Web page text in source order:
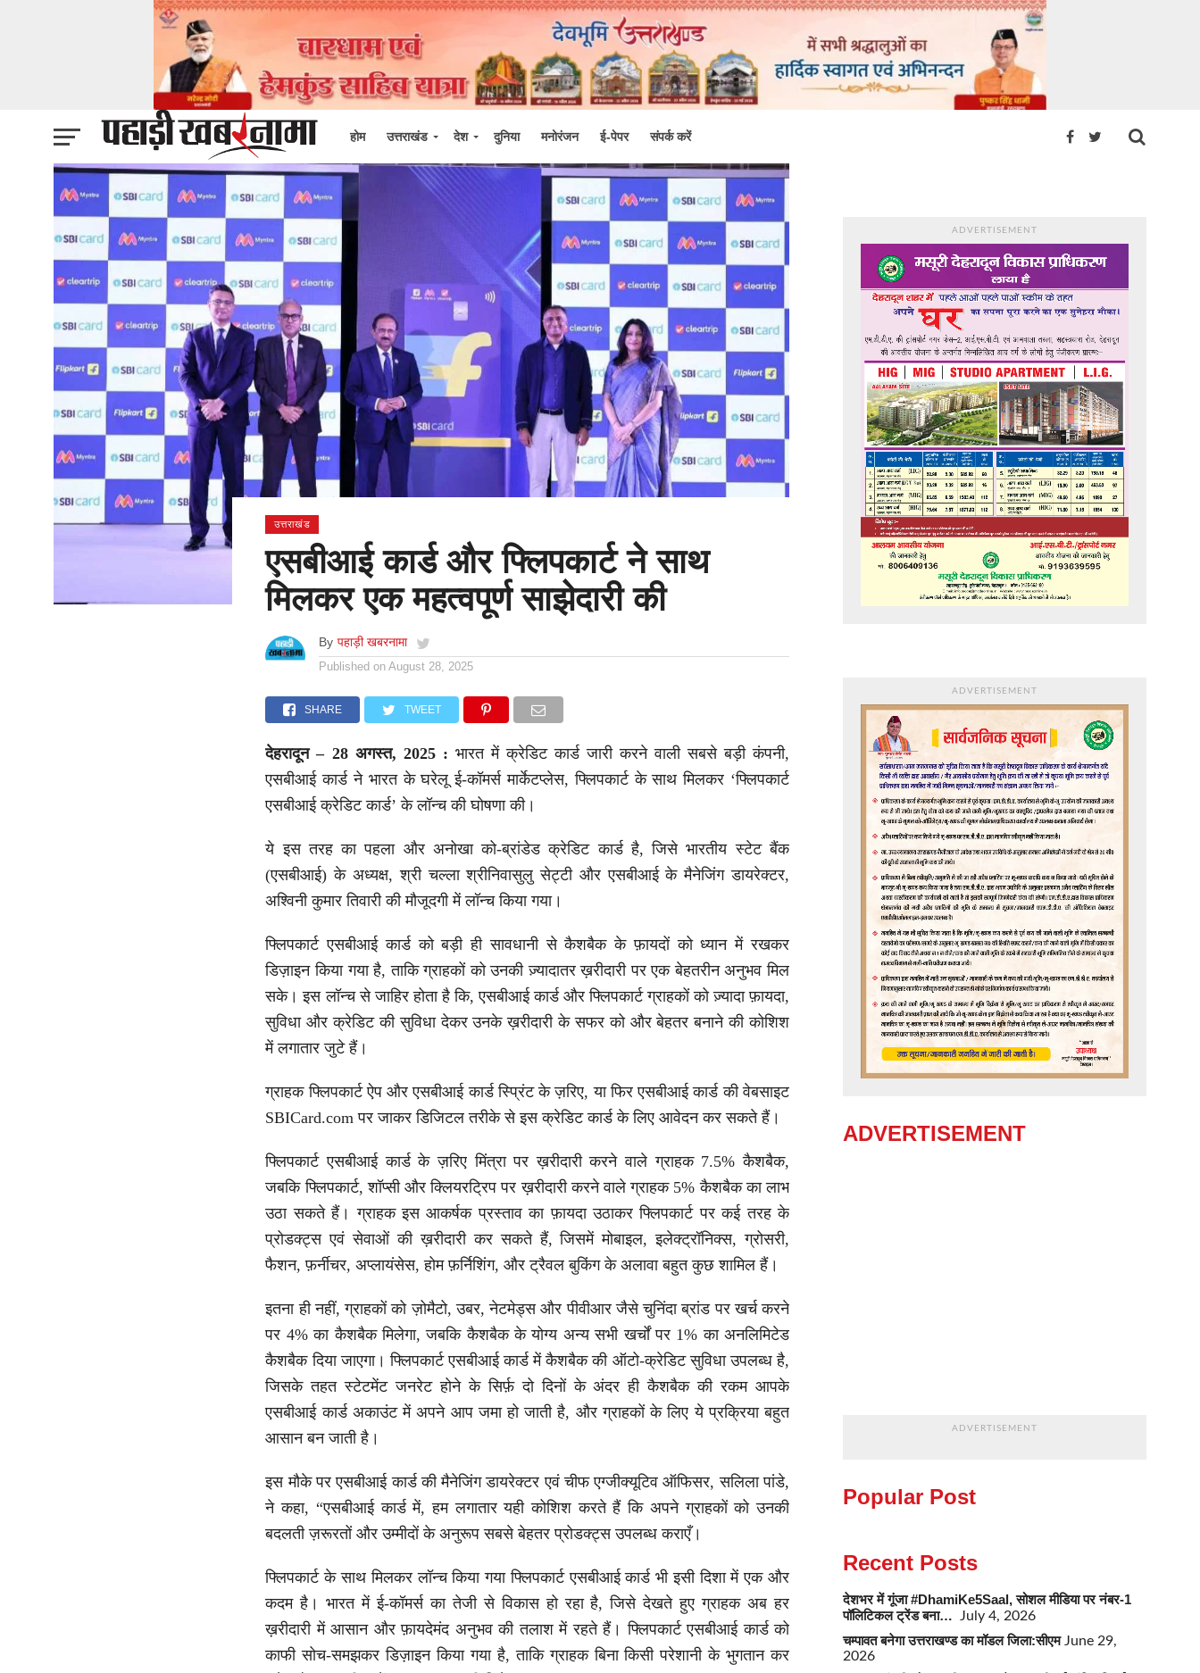
होम उत्तराखंड देश दुनिया मनोरंजन ई-पेपर संपर्क करें
उत्तराखंड
एसबीआई कार्ड और फ्लिपकार्ट ने साथ
मिलकर एक महत्वपूर्ण साझेदारी की
By पहाड़ी खबरनामा
Published on August 28, 2025
SHARE TWEET
देहरादून – 28 अगस्त, 2025 : भारत में क्रेडिट कार्ड जारी करने वाली सबसे बड़ी कंपनी,
एसबीआई कार्ड ने भारत के घरेलू ई-कॉमर्स मार्केटप्लेस, फ्लिपकार्ट के साथ मिलकर ‘फ्लिपकार्ट
एसबीआई क्रेडिट कार्ड’ के लॉन्च की घोषणा की।
ये इस तरह का पहला और अनोखा को-ब्रांडेड क्रेडिट कार्ड है, जिसे भारतीय स्टेट बैंक
(एसबीआई) के अध्यक्ष, श्री चल्ला श्रीनिवासुलु सेट्टी और एसबीआई के मैनेजिंग डायरेक्टर,
अश्विनी कुमार तिवारी की मौजूदगी में लॉन्च किया गया।
फ्लिपकार्ट एसबीआई कार्ड को बड़ी ही सावधानी से कैशबैक के फ़ायदों को ध्यान में रखकर
डिज़ाइन किया गया है, ताकि ग्राहकों को उनकी ज़्यादातर ख़रीदारी पर एक बेहतरीन अनुभव मिल
सके। इस लॉन्च से जाहिर होता है कि, एसबीआई कार्ड और फ्लिपकार्ट ग्राहकों को ज़्यादा फ़ायदा,
सुविधा और क्रेडिट की सुविधा देकर उनके ख़रीदारी के सफर को और बेहतर बनाने की कोशिश
में लगातार जुटे हैं।
ग्राहक फ्लिपकार्ट ऐप और एसबीआई कार्ड स्प्रिंट के ज़रिए, या फिर एसबीआई कार्ड की वेबसाइट
SBICard.com पर जाकर डिजिटल तरीके से इस क्रेडिट कार्ड के लिए आवेदन कर सकते हैं।
फ्लिपकार्ट एसबीआई कार्ड के ज़रिए मिंत्रा पर ख़रीदारी करने वाले ग्राहक 7.5% कैशबैक,
जबकि फ्लिपकार्ट, शॉप्सी और क्लियरट्रिप पर ख़रीदारी करने वाले ग्राहक 5% कैशबैक का लाभ
उठा सकते हैं। ग्राहक इस आकर्षक प्रस्ताव का फ़ायदा उठाकर फ्लिपकार्ट पर कई तरह के
प्रोडक्ट्स एवं सेवाओं की ख़रीदारी कर सकते हैं, जिसमें मोबाइल, इलेक्ट्रॉनिक्स, ग्रोसरी,
फैशन, फ़र्नीचर, अप्लायंसेस, होम फ़र्निशिंग, और ट्रैवल बुकिंग के अलावा बहुत कुछ शामिल हैं।
इतना ही नहीं, ग्राहकों को ज़ोमैटो, उबर, नेटमेड्स और पीवीआर जैसे चुनिंदा ब्रांड पर खर्च करने
पर 4% का कैशबैक मिलेगा, जबकि कैशबैक के योग्य अन्य सभी खर्चों पर 1% का अनलिमिटेड
कैशबैक दिया जाएगा। फ्लिपकार्ट एसबीआई कार्ड में कैशबैक की ऑटो-क्रेडिट सुविधा उपलब्ध है,
जिसके तहत स्टेटमेंट जनरेट होने के सिर्फ़ दो दिनों के अंदर ही कैशबैक की रकम आपके
एसबीआई कार्ड अकाउंट में अपने आप जमा हो जाती है, और ग्राहकों के लिए ये प्रक्रिया बहुत
आसान बन जाती है।
इस मौके पर एसबीआई कार्ड की मैनेजिंग डायरेक्टर एवं चीफ एग्जीक्यूटिव ऑफिसर, सलिला पांडे,
ने कहा, “एसबीआई कार्ड में, हम लगातार यही कोशिश करते हैं कि अपने ग्राहकों को उनकी
बदलती ज़रूरतों और उम्मीदों के अनुरूप सबसे बेहतर प्रोडक्ट्स उपलब्ध कराएँ।
फ्लिपकार्ट के साथ मिलकर लॉन्च किया गया फ्लिपकार्ट एसबीआई कार्ड भी इसी दिशा में एक और
कदम है। भारत में ई-कॉमर्स का तेजी से विकास हो रहा है, जिसे देखते हुए ग्राहक अब हर
ख़रीदारी में आसान और फ़ायदेमंद अनुभव की तलाश में रहते हैं। फ्लिपकार्ट एसबीआई कार्ड को
काफी सोच-समझकर डिज़ाइन किया गया है, ताकि ग्राहक बिना किसी परेशानी के भुगतान कर
ADVERTISEMENT
ADVERTISEMENT
ADVERTISEMENT
ADVERTISEMENT
Popular Post
Recent Posts
देशभर में गूंजा #DhamiKe5Saal, सोशल मीडिया पर नंबर-1
पॉलिटिकल ट्रेंड बना…
July 4, 2026
चम्पावत बनेगा उत्तराखण्ड का मॉडल जिला:सीएम June 29,
2026